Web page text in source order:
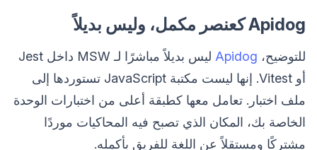
Apidog كعنصر مكمل، وليس بديلاً
للتوضيح، Apidog
ليس بديلاً مباشرًا لـ MSW داخل Jest
أو Vitest. إنها ليست مكتبة JavaScript تستوردها إلى
ملف اختبار. تعامل معها كطبقة أعلى من اختبارات الوحدة
الخاصة بك، المكان الذي تصبح فيه المحاكيات موردًا
مشتركًا ومستقلاً عن اللغة للفريق بأكمله.